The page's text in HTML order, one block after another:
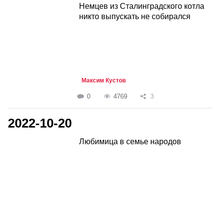
Немцев из Сталинградского котла
никто выпускать не собирался
Максим Кустов
0 4769 3
2022-10-20
Любимица в семье народов